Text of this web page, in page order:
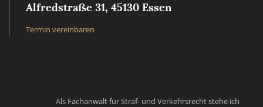
Alfredstraße 31, 45130 Essen
Termin vereinbaren
Als Fachanwalt für Straf- und Verkehrsrecht stehe ich